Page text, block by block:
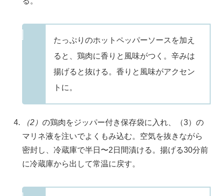
たっぷりのホットペッパーソースを加え
ると、鶏肉に香りと風味がつく。辛みは
揚げると抜ける。香りと風味がアクセン
トに。
（2）の鶏肉をジッパー付き保存袋に入れ、（3）の
マリネ液を注いでよくもみ込む。空気を抜きながら
密封し、冷蔵庫で半日〜2日間漬ける。揚げる30分前
に冷蔵庫から出して常温に戻す。